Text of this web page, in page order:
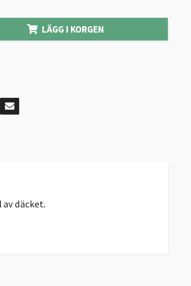
LÄGG I KORGEN
av däcket.